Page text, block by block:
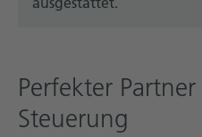
Perfekter
Steuerung